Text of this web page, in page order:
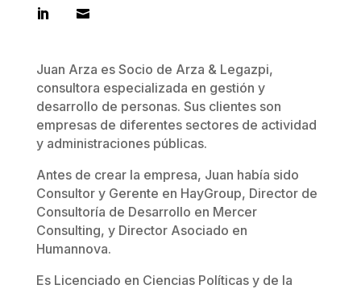
Juan Arza es Socio de Arza & Legazpi,
consultora especializada en gestión y
desarrollo de personas. Sus clientes son
empresas de diferentes sectores de actividad
y administraciones públicas.
Antes de crear la empresa, Juan había sido
Consultor y Gerente en HayGroup, Director de
Consultoría de Desarrollo en Mercer
Consulting, y Director Asociado en
Humannova.
Es Licenciado en Ciencias Políticas y de la